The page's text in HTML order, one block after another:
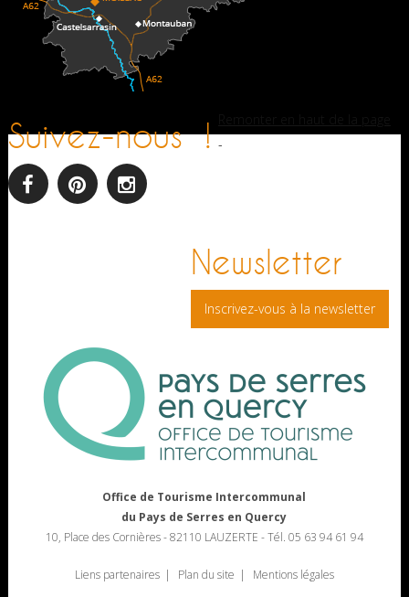
Suivez-nous !
Newsletter
Inscrivez-vous à la newsletter
-
Office de Tourisme Intercommunal
du Pays de Serres en Quercy
10, Place des Cornières - 82110 LAUZERTE - Tél. 05 63 94 61 94
Liens partenaires Plan du site Mentions légales